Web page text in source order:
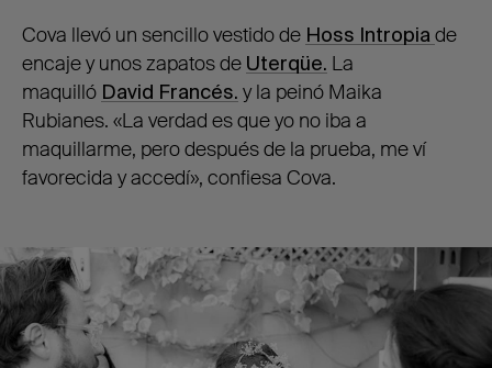
Cova llevó un sencillo vestido de Hoss Intropia de
encaje y unos zapatos de Uterqüe. La
maquilló David Francés. y la peinó Maika
Rubianes. «La verdad es que yo no iba a
maquillarme, pero después de la prueba, me ví
favorecida y accedí», confiesa Cova.